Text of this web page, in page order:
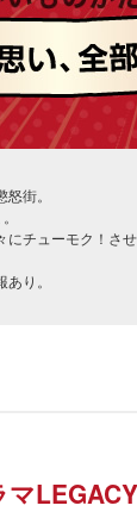
街。
チューモク！さ
り。